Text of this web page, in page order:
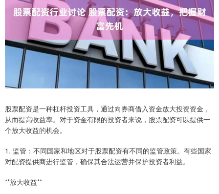
股票配资是一种杠杆投资工具，通过向券商借入资金放大投资资金，
从而提高收益率。对于资金有限的投资者来说，股票配资可以提供一
个放大收益的机会。
1. 监管：不同国家和地区对于股票配资有不同的监管政策。有些国家
对配资提供商进行监管，确保其合法运营并保护投资者利益。
**放大收益**